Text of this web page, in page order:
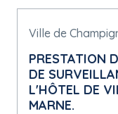
Ville de
PRESTATION
DE
L'HÔTEL DE
MARNE.